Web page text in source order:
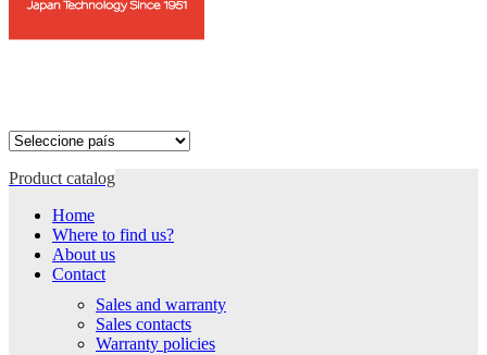
Product catalog
Home
Where to find us?
About us
Contact
Sales and warranty
Sales contacts
Warranty policies